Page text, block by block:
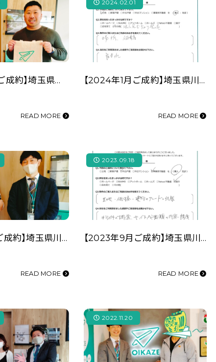
【2024年3月ご成約】埼玉県川越市の事業用不動産（事務所）を賃貸のT(同)様
READ MORE
2024.02.01
【2024年1月ご成約】埼玉県川越市の事業用不動産（店舗用地）をご購入の(有)T様
READ MORE
【2024年1月ご成約】埼玉県川越市の事業用不動産（駐車場用地）をご売却のO様
READ MORE
2023.09.18
【2023年9月ご成約】埼玉県川越市の事業用不動産（中古戸建）をご購入の㈱H様
READ MORE
2022.11.20